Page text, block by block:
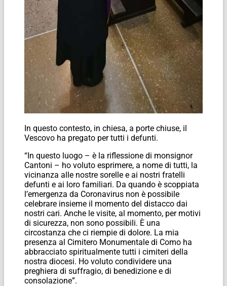
In questo contesto, in chiesa, a porte chiuse, il
Vescovo ha pregato per tutti i defunti.
“In questo luogo – è la riflessione di monsignor
Cantoni – ho voluto esprimere, a nome di tutti, la
vicinanza alle nostre sorelle e ai nostri fratelli
defunti e ai loro familiari. Da quando è scoppiata
l’emergenza da Coronavirus non è possibile
celebrare insieme il momento del distacco dai
nostri cari. Anche le visite, al momento, per motivi
di sicurezza, non sono possibili. È una
circostanza che ci riempie di dolore. La mia
presenza al Cimitero Monumentale di Como ha
abbracciato spiritualmente tutti i cimiteri della
nostra diocesi. Ho voluto condividere una
preghiera di suffragio, di benedizione e di
consolazione”.